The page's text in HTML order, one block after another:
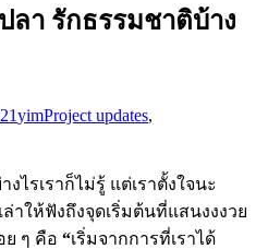
ลา รักธรรมชาติบ้าง
yimProject updates,
ไรเราก็ไม่รู้ แต่เราตั้งใจนะ
ล่าให้ฟังถึงจุดเริ่มต้นที่แสนงงงวย
ๆ คือ “เริ่มจากการที่เราได้